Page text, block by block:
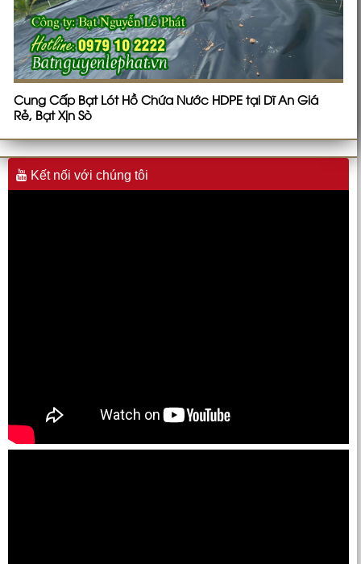
Cung Cấp Bạt Lót Hồ Chứa Nước HDPE tại Dĩ An Giá
Rẻ, Bạt Xịn Sò
Kết nối với chúng tôi